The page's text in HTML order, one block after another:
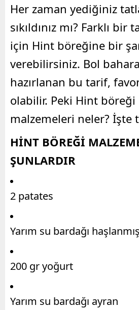
Her zaman yediğiniz
sıkıldınız mı? Farklı
için Hint böreğine bir
verebilirsiniz. Bol
hazırlanan bu tarif,
olabilir. Peki Hint böreği
malzemeleri neler? İşte
HİNT BÖREĞİ
ŞUNLARDIR
2 patates
Yarım su bardağı
200 gr yoğurt
Yarım su bardağı ayran